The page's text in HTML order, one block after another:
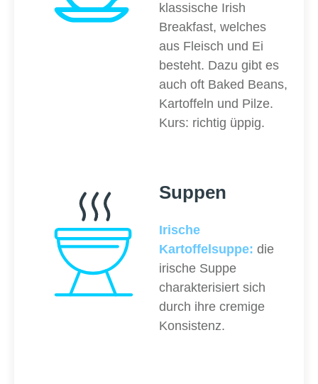
klassische Irish
Breakfast, welches
aus Fleisch und Ei
besteht. Dazu gibt es
auch oft Baked Beans,
Kartoffeln und Pilze.
Kurs: richtig üppig.
Suppen
Irische
Kartoffelsuppe: die
irische Suppe
charakterisiert sich
durch ihre cremige
Konsistenz.